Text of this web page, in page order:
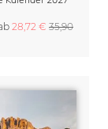
28,72 € 35,90